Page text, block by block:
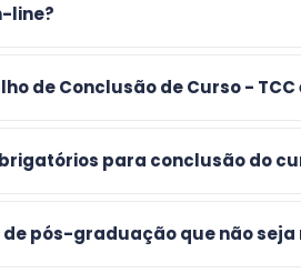
line?
de Conclusão de Curso -
para conclusão do
de pós-graduação que não